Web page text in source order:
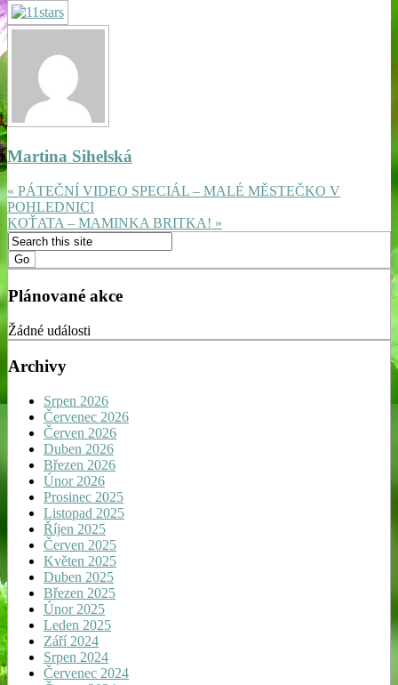
Martina Sihelská
« PÁTEČNÍ VIDEO SPECIÁL – MALÉ MĚSTEČKO V
POHLEDNICI
KOŤATA – MAMINKA BRITKA! »
Plánované akce
Žádné události
Archivy
Srpen 2026
Červenec 2026
Červen 2026
Duben 2026
Březen 2026
Únor 2026
Prosinec 2025
Listopad 2025
Říjen 2025
Červen 2025
Květen 2025
Duben 2025
Březen 2025
Únor 2025
Leden 2025
Září 2024
Srpen 2024
Červenec 2024